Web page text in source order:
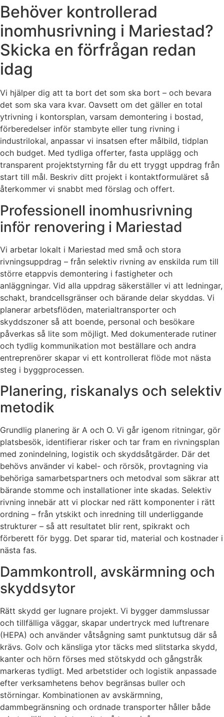
Behöver kontrollerad
inomhusrivning i Mariestad?
Skicka en förfrågan redan
idag
Vi hjälper dig att ta bort det som ska bort – och bevara
det som ska vara kvar. Oavsett om det gäller en total
ytrivning i kontorsplan, varsam demontering i bostad,
förberedelser inför stambyte eller tung rivning i
industrilokal, anpassar vi insatsen efter målbild, tidplan
och budget. Med tydliga offerter, fasta upplägg och
transparent projektstyrning får du ett tryggt uppdrag från
start till mål. Beskriv ditt projekt i kontaktformuläret så
återkommer vi snabbt med förslag och offert.
Professionell inomhusrivning
inför renovering i Mariestad
Vi arbetar lokalt i Mariestad med små och stora
rivningsuppdrag – från selektiv rivning av enskilda rum till
större etappvis demontering i fastigheter och
anläggningar. Vid alla uppdrag säkerställer vi att ledningar,
schakt, brandcellsgränser och bärande delar skyddas. Vi
planerar arbetsflöden, materialtransporter och
skyddszoner så att boende, personal och besökare
påverkas så lite som möjligt. Med dokumenterade rutiner
och tydlig kommunikation mot beställare och andra
entreprenörer skapar vi ett kontrollerat flöde mot nästa
steg i byggprocessen.
Planering, riskanalys och selektiv
metodik
Grundlig planering är A och O. Vi går igenom ritningar, gör
platsbesök, identifierar risker och tar fram en rivningsplan
med zonindelning, logistik och skyddsåtgärder. Där det
behövs använder vi kabel- och rörsök, provtagning via
behöriga samarbetspartners och metodval som säkrar att
bärande stomme och installationer inte skadas. Selektiv
rivning innebär att vi plockar ned rätt komponenter i rätt
ordning – från ytskikt och inredning till underliggande
strukturer – så att resultatet blir rent, spikrakt och
förberett för bygg. Det sparar tid, material och kostnader i
nästa fas.
Dammkontroll, avskärmning och
skyddsytor
Rätt skydd ger lugnare projekt. Vi bygger dammslussar
och tillfälliga väggar, skapar undertryck med luftrenare
(HEPA) och använder våtsågning samt punktutsug där så
krävs. Golv och känsliga ytor täcks med slitstarka skydd,
kanter och hörn förses med stötskydd och gångstråk
markeras tydligt. Med arbetstider och logistik anpassade
efter verksamhetens behov begränsas buller och
störningar. Kombinationen av avskärmning,
dammbegränsning och ordnade transporter håller både